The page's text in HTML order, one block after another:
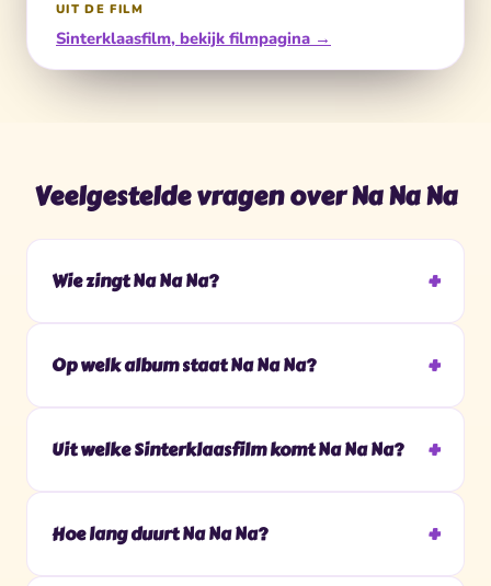
UIT DE FILM
Sinterklaasfilm, bekijk filmpagina →
Veelgestelde vragen over Na Na Na
Wie zingt Na Na Na?
Op welk album staat Na Na Na?
Uit welke Sinterklaasfilm komt Na Na Na?
Hoe lang duurt Na Na Na?